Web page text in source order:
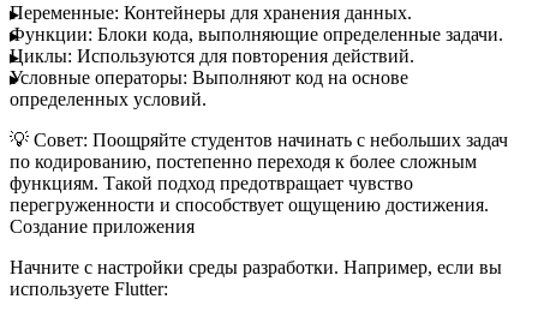
Переменные: Контейнеры для хранения данных.
Функции: Блоки кода, выполняющие определенные задачи.
Циклы: Используются для повторения действий.
Условные операторы: Выполняют код на основе
определенных условий.
💡 Совет: Поощряйте студентов начинать с небольших задач
по кодированию, постепенно переходя к более сложным
функциям. Такой подход предотвращает чувство
перегруженности и способствует ощущению достижения.
Создание приложения
Начните с настройки среды разработки. Например, если вы
используете Flutter: